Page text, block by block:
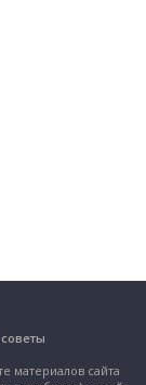
материалов сайта